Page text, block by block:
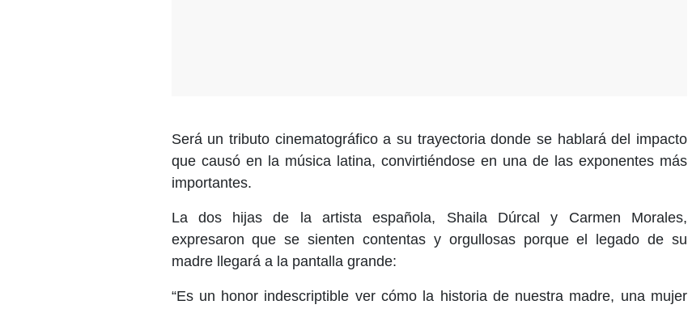
Será un tributo cinematográfico a su trayectoria donde se hablará del impacto
que causó en la música latina, convirtiéndose en una de las exponentes más
importantes.
La dos hijas de la artista española, Shaila Dúrcal y Carmen Morales,
expresaron que se sienten contentas y orgullosas porque el legado de su
madre llegará a la pantalla grande:
“Es un honor indescriptible ver cómo la historia de nuestra madre, una mujer